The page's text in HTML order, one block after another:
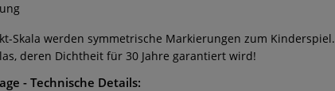
Skala werden symmetrische Markierungen zum
deren Dichtheit für 30 Jahre garantiert wird!
- Technische Details: